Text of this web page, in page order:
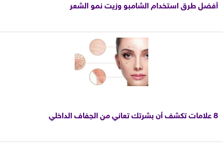
أفضل طرق استخدام الشامبو وزيت نمو الشعر
8 علامات تكشف أن بشرتك تعاني من الجفاف الداخلي